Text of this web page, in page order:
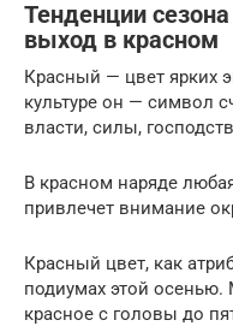
Тенденции
выход в красном
Красный — цвет ярких
культуре он — символ
власти, силы,
В красном наряде
привлечет внимание
Красный цвет, как
подиумах этой
красное с головы до